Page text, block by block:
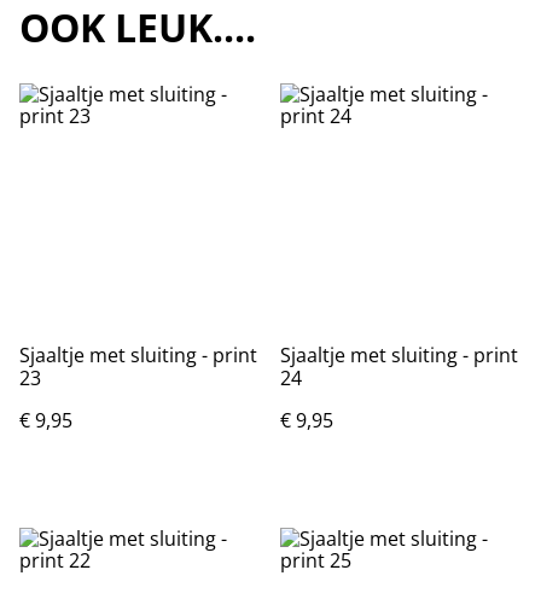
OOK LEUK....
Sjaaltje met sluiting - print
23
€ 9,95
Sjaaltje met sluiting - print
24
€ 9,95